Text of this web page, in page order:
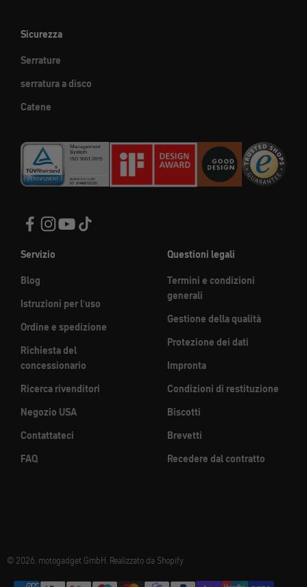
Sicurezza
Serrature
serratura a disco
Catene
Servizio
Blog
Istruzioni per l'uso
Ordine e spedizione
Richiesta del
concessionario
Ricerca rivenditori
Negozio USA
Contattateci
FAQ
Questioni legali
Termini e condizioni
generali
Gestione della qualità
Protezione dei dati
Impronta
Condizioni di restituzione
Biscotti
Brevetti
Recedere dal contratto
© 2026, motogadget GmbH. Realizzato da Shopify